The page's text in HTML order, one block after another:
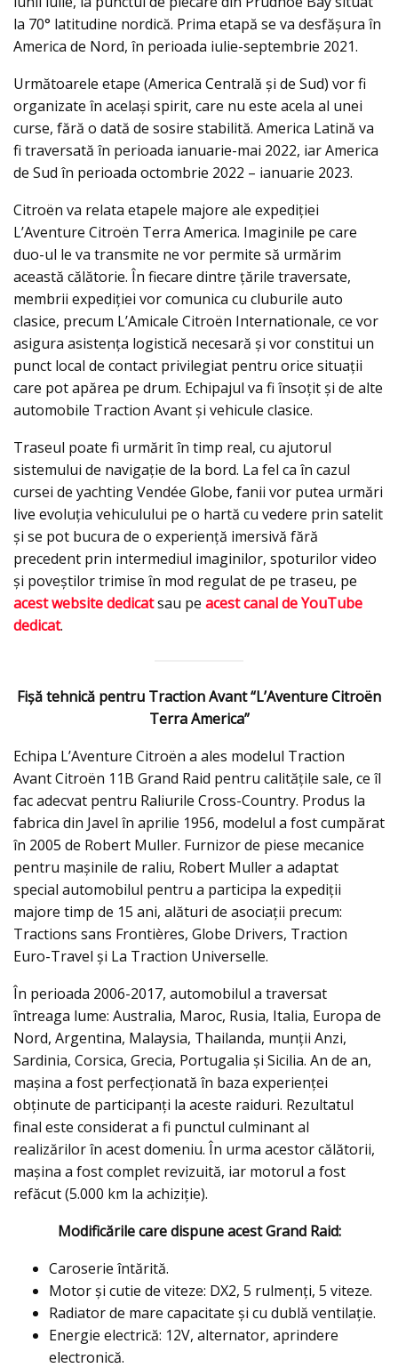
la 70° latitudine nordică. Prima etapă se va desfășura în
America de Nord, în perioada iulie-septembrie 2021.
Următoarele etape (America Centrală și de Sud) vor fi
organizate în același spirit, care nu este acela al unei
curse, fără o dată de sosire stabilită. America Latină va
fi traversată în perioada ianuarie-mai 2022, iar America
de Sud în perioada octombrie 2022 – ianuarie 2023.
Citroën va relata etapele majore ale expediției
L’Aventure Citroën Terra America. Imaginile pe care
duo-ul le va transmite ne vor permite să urmărim
această călătorie. În fiecare dintre țările traversate,
membrii expediției vor comunica cu cluburile auto
clasice, precum L’Amicale Citroën Internationale, ce vor
asigura asistența logistică necesară și vor constitui un
punct local de contact privilegiat pentru orice situații
care pot apărea pe drum. Echipajul va fi însoțit și de alte
automobile Traction Avant și vehicule clasice.
Traseul poate fi urmărit în timp real, cu ajutorul
sistemului de navigație de la bord. La fel ca în cazul
cursei de yachting Vendée Globe, fanii vor putea urmări
live evoluția vehiculului pe o hartă cu vedere prin satelit
și se pot bucura de o experiență imersivă fără
precedent prin intermediul imaginilor, spoturilor video
și poveștilor trimise în mod regulat de pe traseu, pe
acest website dedicatsau pe acest canal de YouTube
dedicat.
Fișă tehnică pentru Traction Avant “L’Aventure Citroën
Terra America”
Echipa L’Aventure Citroën a ales modelul Traction
Avant Citroën 11B Grand Raid pentru calitățile sale, ce îl
fac adecvat pentru Raliurile Cross-Country. Produs la
fabrica din Javel în aprilie 1956, modelul a fost cumpărat
în 2005 de Robert Muller. Furnizor de piese mecanice
pentru mașinile de raliu, Robert Muller a adaptat
special automobilul pentru a participa la expediții
majore timp de 15 ani, alături de asociații precum:
Tractions sans Frontières, Globe Drivers, Traction
Euro-Travel și La Traction Universelle.
În perioada 2006-2017, automobilul a traversat
întreaga lume: Australia, Maroc, Rusia, Italia, Europa de
Nord, Argentina, Malaysia, Thailanda, munții Anzi,
Sardinia, Corsica, Grecia, Portugalia și Sicilia. An de an,
mașina a fost perfecționată în baza experienței
obținute de participanți la aceste raiduri. Rezultatul
final este considerat a fi punctul culminant al
realizărilor în acest domeniu. În urma acestor călătorii,
mașina a fost complet revizuită, iar motorul a fost
refăcut (5.000 km la achiziție).
Modificările care dispune acest Grand Raid:
Caroserie întărită.
Motor și cutie de viteze: DX2, 5 rulmenți, 5 viteze.
Radiator de mare capacitate și cu dublă ventilație.
Energie electrică: 12V, alternator, aprindere
electronică.